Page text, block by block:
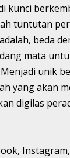
kunci
tuntutan
beda
mata
unik
yang akan
digilas